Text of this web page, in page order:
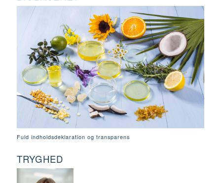
Fuld indholdsdeklaration og transparens
TRYGHED